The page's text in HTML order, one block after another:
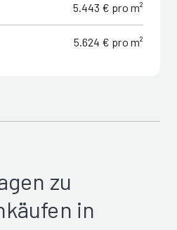
5.443 € pro m²
5.624 € pro m²
zu
in